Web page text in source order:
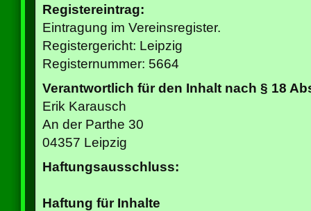
Registereintrag:
Eintragung im Vereinsregister.
Registergericht: Leipzig
Registernummer: 5664
Verantwortlich für den Inhalt nach § 18
Erik Karausch
An der Parthe 30
04357 Leipzig
Haftungsausschluss:
Haftung für Inhalte